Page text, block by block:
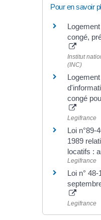
Pour en savoir
congé,
Institut
(INC)
congé
Legifrance
Loi n°89-
1989
locatifs :
Legifrance
Loi n° 48-
Legifrance